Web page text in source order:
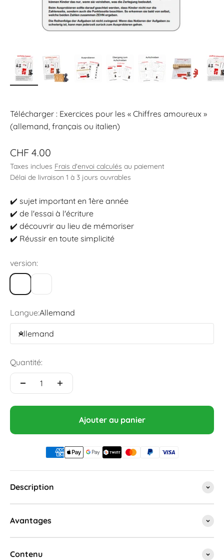
Télécharger : Exercices pour les « Chiffres amoureux »
(allemand, français ou italien)
Prix de vente
CHF 4.00
Taxes inclues Frais d'envoi calculés au paiement
Délai de livraison 1 à 3 jours ouvrables
✔️ sujet important en 1ère année
✔️ de l'essai à l'écriture
✔️ découvrir au lieu de mémoriser
✔️ Réussir en toute simplicité
version:
Langue:Allemand
Allemand
Quantité:
Ajouter au panier
Description
Avantages
Contenu